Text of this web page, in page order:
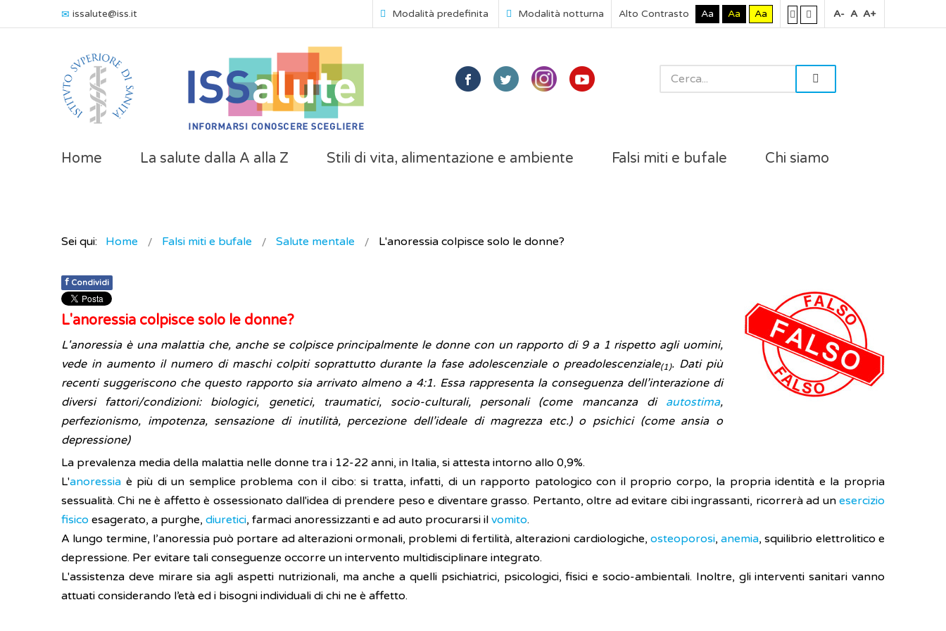
issalute@iss.it Modalità predefinita Modalità notturna Alto Contrasto Aa Aa Aa A- A A+
Home La salute dalla A alla Z Stili di vita, alimentazione e ambiente Falsi miti e bufale Chi siamo
Sei qui: Home Falsi miti e bufale Salute mentale L'anoressia colpisce solo le donne?
f Condividi
L'anoressia colpisce solo le donne?
L'anoressia è una malattia che, anche se colpisce principalmente le donne con un rapporto di 9 a 1 rispetto agli uomini,
vede in aumento il numero di maschi colpiti soprattutto durante la fase adolescenziale o preadolescenziale(1). Dati più
recenti suggeriscono che questo rapporto sia arrivato almeno a 4:1. Essa rappresenta la conseguenza dell’interazione di
diversi fattori/condizioni: biologici, genetici, traumatici, socio-culturali, personali (come mancanza di autostima,
perfezionismo, impotenza, sensazione di inutilità, percezione dell’ideale di magrezza etc.) o psichici (come ansia o
depressione)
La prevalenza media della malattia nelle donne tra i 12-22 anni, in Italia, si attesta intorno allo 0,9%.
L'anoressia è più di un semplice problema con il cibo: si tratta, infatti, di un rapporto patologico con il proprio corpo, la propria identità e la propria
sessualità. Chi ne è affetto è ossessionato dall'idea di prendere peso e diventare grasso. Pertanto, oltre ad evitare cibi ingrassanti, ricorrerà ad un esercizio
fisico esagerato, a purghe, diuretici, farmaci anoressizzanti e ad auto procurarsi il vomito.
A lungo termine, l’anoressia può portare ad alterazioni ormonali, problemi di fertilità, alterazioni cardiologiche, osteoporosi,anemia, squilibrio elettrolitico e
depressione. Per evitare tali conseguenze occorre un intervento multidisciplinare integrato.
L'assistenza deve mirare sia agli aspetti nutrizionali, ma anche a quelli psichiatrici, psicologici, fisici e socio-ambientali. Inoltre, gli interventi sanitari vanno
attuati considerando l’età ed i bisogni individuali di chi ne è affetto.